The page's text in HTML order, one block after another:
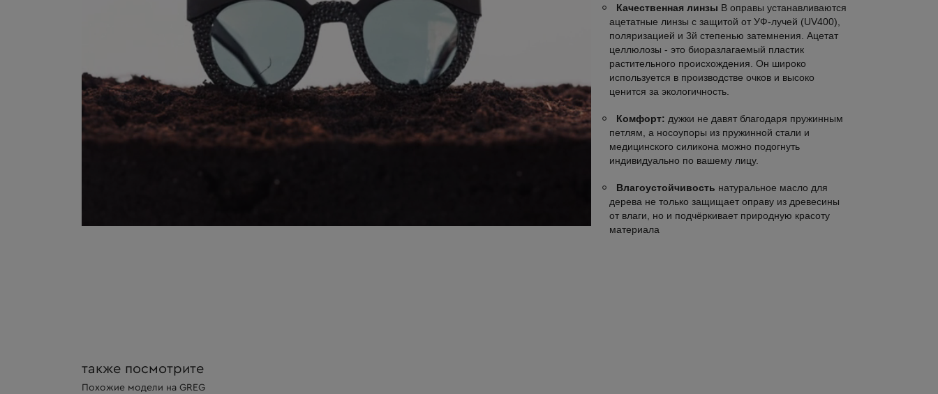
Качественная линзы В оправы устанавливаются
ацетатные линзы с защитой от УФ-лучей (UV400),
поляризацией и 3й степенью затемнения. Ацетат
целлюлозы - это биоразлагаемый пластик
растительного происхождения. Он широко
используется в производстве очков и высоко
ценится за экологичность.
Комфорт: дужки не давят благодаря пружинным
петлям, а носоупоры из пружинной стали и
медицинского силикона можно подогнуть
индивидуально по вашему лицу.
Влагоустойчивость натуральное масло для
дерева не только защищает оправу из древесины
от влаги, но и подчёркивает природную красоту
материала
также посмотрите
Похожие модели на GREG